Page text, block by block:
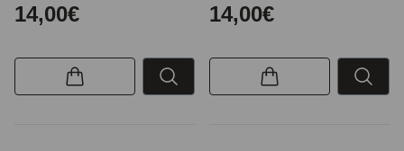
14,00€ 14,00€